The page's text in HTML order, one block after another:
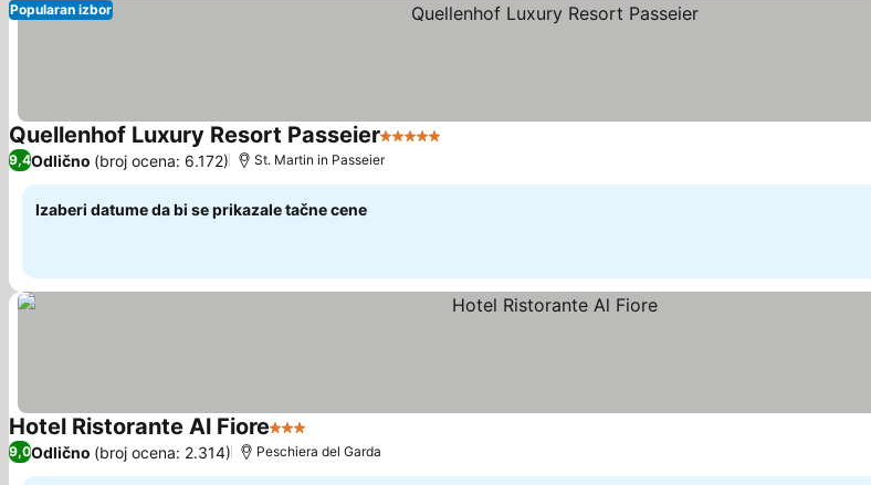
Popularan izbor
Quellenhof Luxury Resort Passeier5 Zvezdice
9,4Odlično (broj ocena: 6.172) St. Martin in Passeier
Izaberi datume da bi se prikazale tačne cene
Hotel Ristorante Al Fiore3 Zvezdice
9,0Odlično (broj ocena: 2.314) Peschiera del Garda